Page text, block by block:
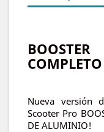
Nueva versión
Scooter Pro
DE ALUMINIO!